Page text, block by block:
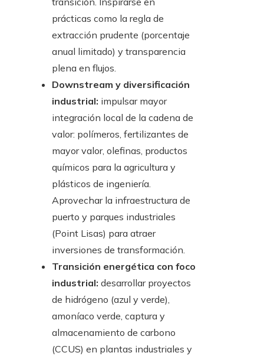
prácticas como la regla de
extracción prudente (porcentaje
anual limitado) y transparencia
plena en flujos.
Downstream y diversificación
industrial: impulsar mayor
integración local de la cadena de
valor: polímeros, fertilizantes de
mayor valor, olefinas, productos
químicos para la agricultura y
plásticos de ingeniería.
Aprovechar la infraestructura de
puerto y parques industriales
(Point Lisas) para atraer
inversiones de transformación.
Transición energética con foco
industrial: desarrollar proyectos
de hidrógeno (azul y verde),
amoníaco verde, captura y
almacenamiento de carbono
(CCUS) en plantas industriales y